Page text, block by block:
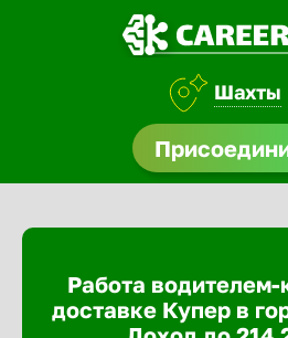
Шахты
Работа водителем-
доставке Купер в